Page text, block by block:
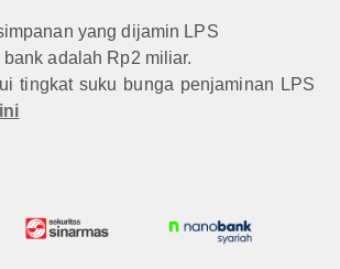
yang dijamin LPS
adalah Rp2 miliar.
tingkat suku bunga penjaminan LPS